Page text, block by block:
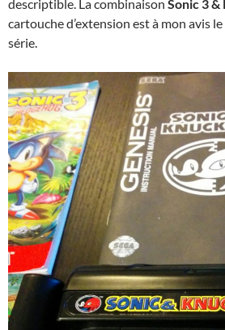
descriptible. La combinaison Sonic 3
cartouche d’extension est à mon avis
série.